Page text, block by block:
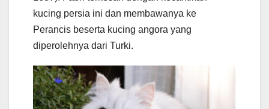
kucing persia ini dan membawanya ke
Perancis beserta kucing angora yang
diperolehnya dari Turki.